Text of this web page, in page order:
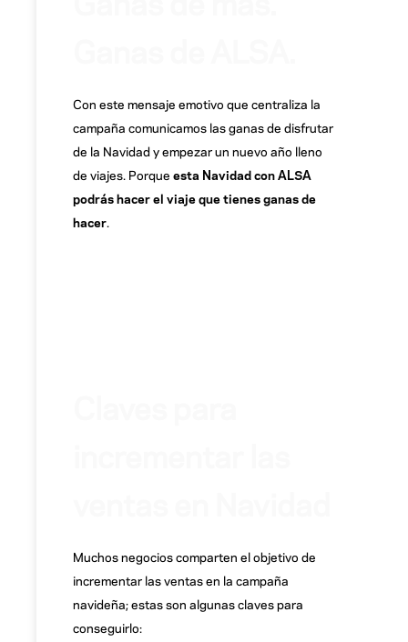
Con este mensaje emotivo que centraliza la
campaña comunicamos las ganas de disfrutar
de la Navidad y empezar un nuevo año lleno
de viajes. Porque esta Navidad con ALSA
podrás hacer el viaje que tienes ganas de
hacer.
Muchos negocios comparten el objetivo de
incrementar las ventas en la campaña
navideña; estas son algunas claves para
conseguirlo: